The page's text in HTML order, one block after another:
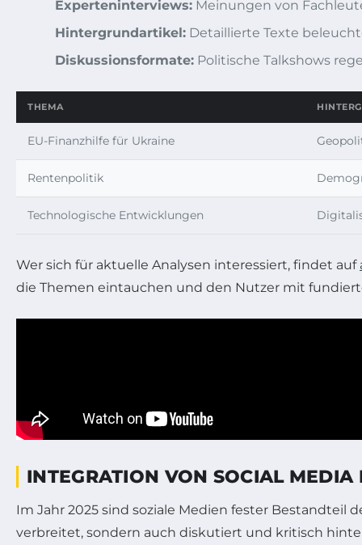
Experteninterviews: Meinungen von
Hintergrundartikel: Detaillierte Texte
Diskussionsformate: Politische Talkshows
THEMA
EU-Finanzhilfe für Ukraine
Rentenpolitik
Technologische Entwicklungen
Wer sich für aktuelle Analysen interessiert, findet auf
die Themen eintauchen und den Nutzer mit
INTEGRATION VON SOCIAL
Im Jahr 2025 sind soziale Medien fester
verbreitet, sondern auch diskutiert und kritisch